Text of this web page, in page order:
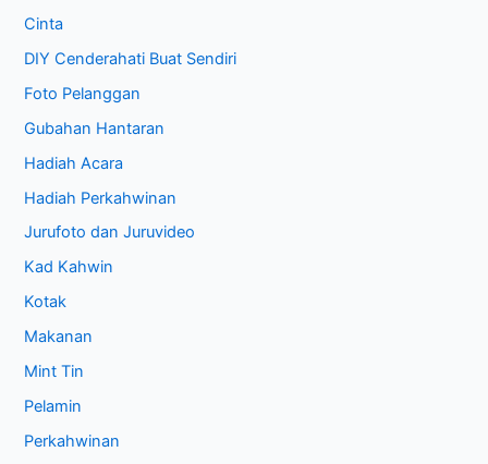
Cinta
DIY Cenderahati Buat Sendiri
Foto Pelanggan
Gubahan Hantaran
Hadiah Acara
Hadiah Perkahwinan
Jurufoto dan Juruvideo
Kad Kahwin
Kotak
Makanan
Mint Tin
Pelamin
Perkahwinan